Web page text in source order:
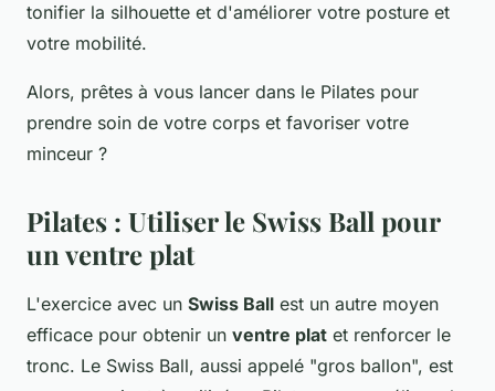
tonifier la silhouette et d'améliorer votre posture et
votre mobilité.
Alors, prêtes à vous lancer dans le Pilates pour
prendre soin de votre corps et favoriser votre
minceur ?
Pilates : Utiliser le Swiss Ball pour
un ventre plat
L'exercice avec un Swiss Ball est un autre moyen
efficace pour obtenir un ventre plat et renforcer le
tronc. Le Swiss Ball, aussi appelé "gros ballon", est